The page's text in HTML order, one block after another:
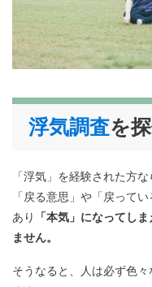
浮気調査を
「浮気」を経験された方
「戻る意思」や「戻って
あり
「本気」になってし
ません。
そうなると、人は必ず色